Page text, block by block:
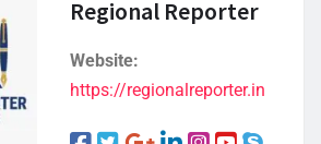
Regional Reporter
Website:
https://regionalreporter.in